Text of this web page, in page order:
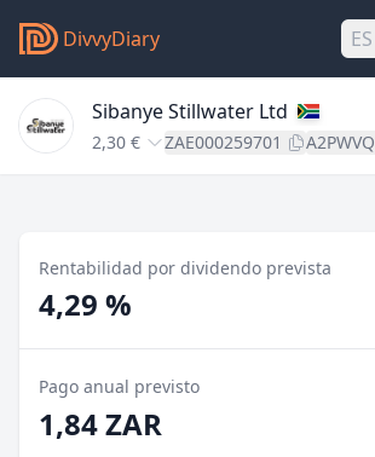
DivvyDiary ES
Sibanye Stillwater Ltd
2,30 € ZAE000259701 A2PWVQ
Rentabilidad por dividendo prevista
4,29 %
Pago anual previsto
1,84 ZAR